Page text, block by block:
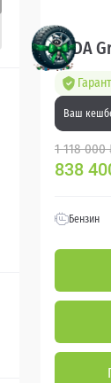
LADA
Ваш
1 118 000
838
Бензин